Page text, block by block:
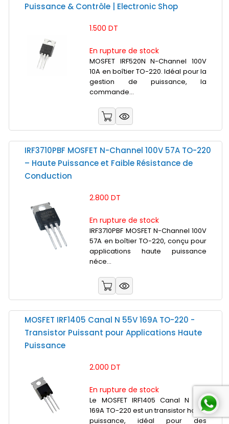
Puissance & Contrôle | Electronic Shop
1.500 DT
En rupture de stock
MOSFET IRF520N N-Channel 100V
10A en boîtier TO-220. Idéal pour la
gestion de puissance, la
commande...
IRF3710PBF MOSFET N-Channel 100V 57A TO-220
– Haute Puissance et Faible Résistance de
Conduction
2.800 DT
En rupture de stock
IRF3710PBF MOSFET N-Channel 100V
57A en boîtier TO-220, conçu pour
applications haute puissance
néce...
MOSFET IRF1405 Canal N 55V 169A TO-220 -
Transistor Puissant pour Applications Haute
Puissance
2.000 DT
En rupture de stock
Le MOSFET IRF1405 Canal N 55V
169A TO-220 est un transistor haute
puissance, idéal pour des